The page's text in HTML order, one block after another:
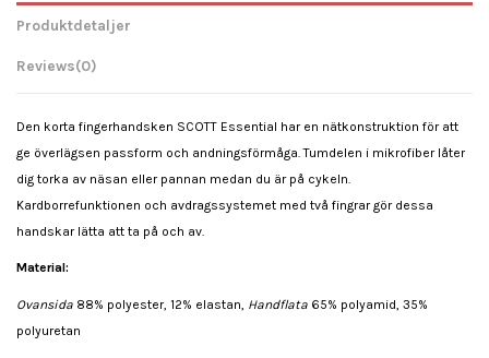
Produktdetaljer
Reviews(0)
Den korta fingerhandsken SCOTT Essential har en nätkonstruktion för att
ge överlägsen passform och andningsförmåga. Tumdelen i mikrofiber låter
dig torka av näsan eller pannan medan du är på cykeln.
Kardborrefunktionen och avdragssystemet med två fingrar gör dessa
handskar lätta att ta på och av.
Material:
Ovansida 88% polyester, 12% elastan, Handflata 65% polyamid, 35%
polyuretan